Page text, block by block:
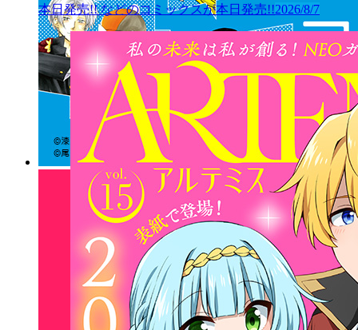
本日発売!! などのコミックスが本日発売!!2026/8/7